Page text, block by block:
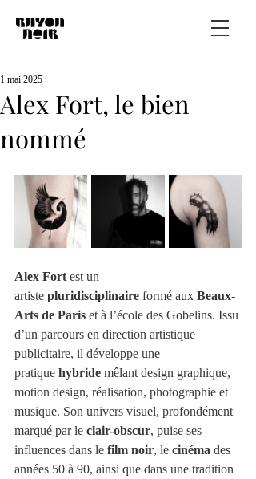
Alex Fort, le bien
nommé
1 mai 2025
Alex Fort est un
artiste pluridisciplinaire formé aux Beaux-
Arts de Paris et à l’école des Gobelins. Issu
d’un parcours en direction artistique
publicitaire, il développe une
pratique hybride mêlant design graphique,
motion design, réalisation, photographie et
musique. Son univers visuel, profondément
marqué par le clair-obscur, puise ses
influences dans le film noir, le cinéma des
années 50 à 90, ainsi que dans une tradition